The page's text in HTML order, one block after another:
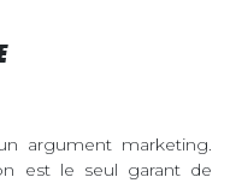
argument marketing.
est le seul garant de